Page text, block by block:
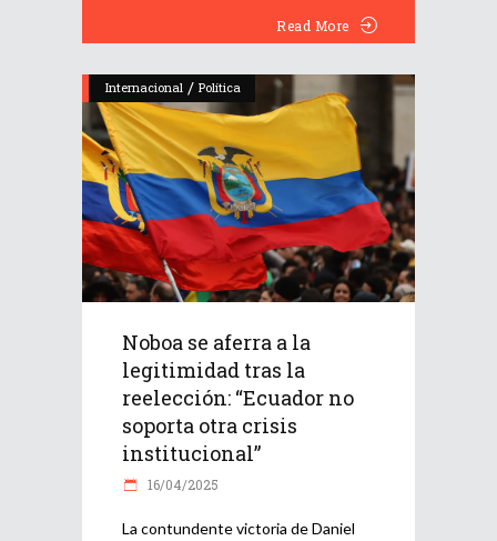
Read More
Internacional / Política
Noboa se aferra a la
legitimidad tras la
reelección: “Ecuador no
soporta otra crisis
institucional”
16/04/2025
La contundente victoria de Daniel